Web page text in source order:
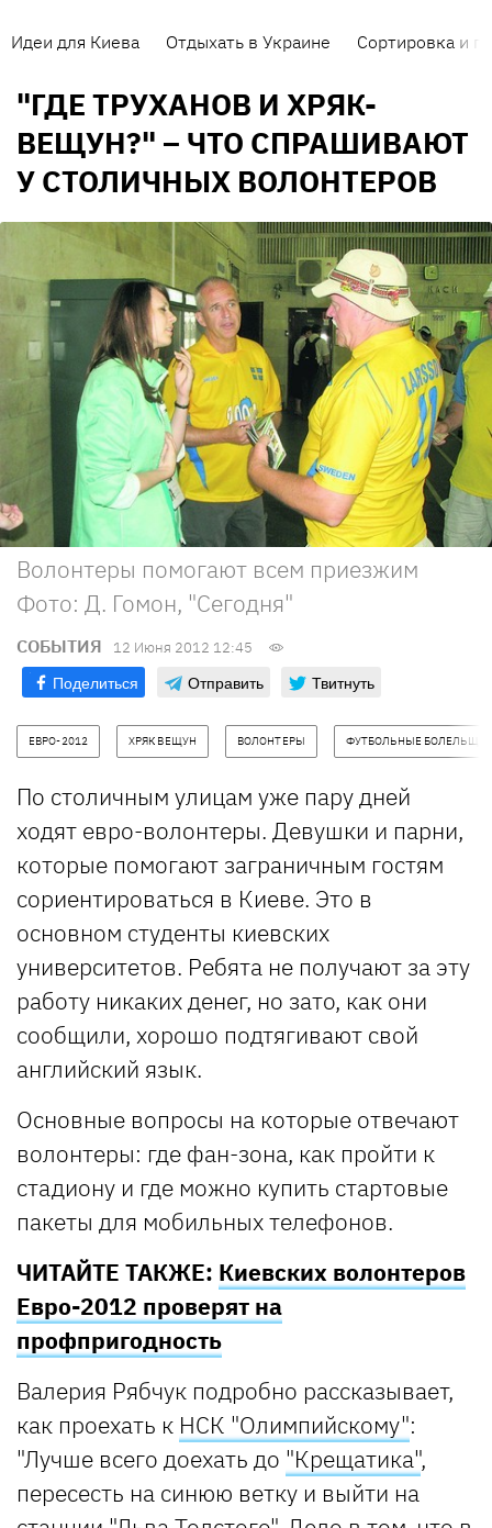
Идеи для Киева Отдыхать в Украине Сортировка и
"ГДЕ ТРУХАНОВ И ХРЯК-
ВЕЩУН?" – ЧТО СПРАШИВАЮТ
У СТОЛИЧНЫХ ВОЛОНТЕРОВ
Волонтеры помогают всем приезжим
Фото: Д. Гомон, "Сегодня"
СОБЫТИЯ 12 Июня 2012 12:45
Поделиться Отправить Твитнуть
ЕВРО-2012 ХРЯК ВЕЩУН ВОЛОНТЕРЫ ФУТБОЛЬНЫЕ
По столичным улицам уже пару дней
ходят евро-волонтеры. Девушки и парни,
которые помогают заграничным гостям
сориентироваться в Киеве. Это в
основном студенты киевских
университетов. Ребята не получают за эту
работу никаких денег, но зато, как они
сообщили, хорошо подтягивают свой
английский язык.
Основные вопросы на которые отвечают
волонтеры: где фан-зона, как пройти к
стадиону и где можно купить стартовые
пакеты для мобильных телефонов.
ЧИТАЙТЕ ТАКЖЕ: Киевских волонтеров
Евро-2012 проверят на
профпригодность
Валерия Рябчук подробно рассказывает,
как проехать к НСК "Олимпийскому":
"Лучше всего доехать до "Крещатика",
пересесть на синюю ветку и выйти на